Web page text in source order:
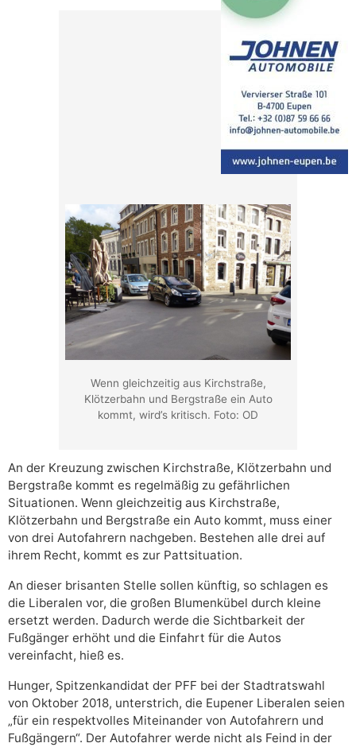
Wenn gleichzeitig aus Kirchstraße,
Klötzerbahn und Bergstraße ein Auto
kommt, wird’s kritisch. Foto: OD
An der Kreuzung zwischen Kirchstraße, Klötzerbahn und
Bergstraße kommt es regelmäßig zu gefährlichen
Situationen. Wenn gleichzeitig aus Kirchstraße,
Klötzerbahn und Bergstraße ein Auto kommt, muss einer
von drei Autofahrern nachgeben. Bestehen alle drei auf
ihrem Recht, kommt es zur Pattsituation.
An dieser brisanten Stelle sollen künftig, so schlagen es
die Liberalen vor, die großen Blumenkübel durch kleine
ersetzt werden. Dadurch werde die Sichtbarkeit der
Fußgänger erhöht und die Einfahrt für die Autos
vereinfacht, hieß es.
Hunger, Spitzenkandidat der PFF bei der Stadtratswahl
von Oktober 2018, unterstrich, die Eupener Liberalen seien
„für ein respektvolles Miteinander von Autofahrern und
Fußgängern“. Der Autofahrer werde nicht als Feind in der